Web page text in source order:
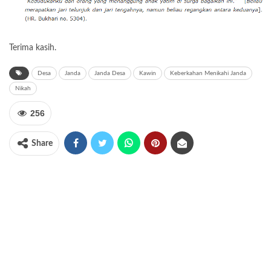
Terima kasih.
Desa Janda Janda Desa Kawin Keberkahan Menikahi Janda
Nikah
256
Share